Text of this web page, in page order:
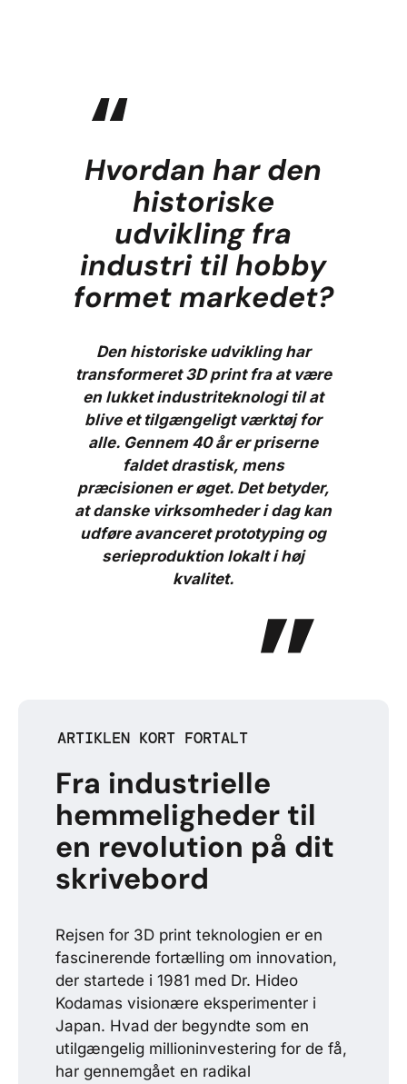
Hvordan har den
historiske
udvikling fra
industri til hobby
formet markedet?
Den historiske udvikling har
transformeret 3D print fra at være
en lukket industriteknologi til at
blive et tilgængeligt værktøj for
alle. Gennem 40 år er priserne
faldet drastisk, mens
præcisionen er øget. Det betyder,
at danske virksomheder i dag kan
udføre avanceret prototyping og
serieproduktion lokalt i høj
kvalitet.
ARTIKLEN KORT FORTALT
Fra industrielle
hemmeligheder til
en revolution på dit
skrivebord
Rejsen for 3D print teknologien er en
fascinerende fortælling om innovation,
der startede i 1981 med Dr. Hideo
Kodamas visionære eksperimenter i
Japan. Hvad der begyndte som en
utilgængelig millioninvestering for de få,
har gennemgået en radikal